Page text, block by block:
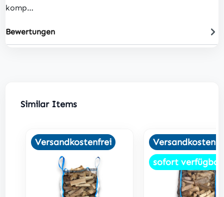
komp…
Bewertungen
Produktgalerie überspringen
Similar Items
Versandkostenfrei
sofort verfügbar